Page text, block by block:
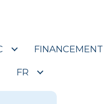
voté pour notre
FINANCEMENT
FR